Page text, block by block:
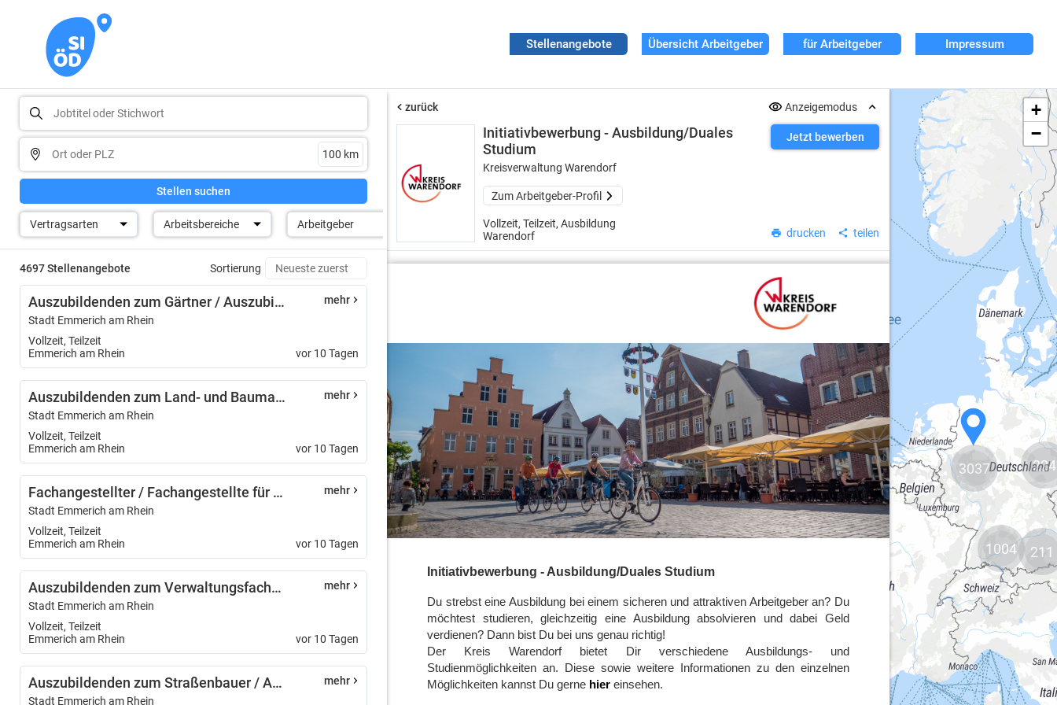
Stellenangebote Übersicht Arbeitgeber für Arbeitgeber Impressum
Stellen suchen
Vertragsarten Arbeitsbereiche Arbeitgeber
4697 Stellenangebote Sortierung
Auszubildenden zum Gärtner / Auszubildende zur Gärtnerin – Fachrichtung Garten- und Landschaftsbau – (m/w/d)
Stadt Emmerich am Rhein
Vollzeit, Teilzeit
Emmerich am Rhein
mehr
vor 10 Tagen
Auszubildenden zum Land- und Baumaschinenmechatroniker/ Auszubildende zur Land- und Baumaschinenmechatronikerin (m/w/d)
Stadt Emmerich am Rhein
Vollzeit, Teilzeit
Emmerich am Rhein
mehr
vor 10 Tagen
Fachangestellter / Fachangestellte für Medien- und Informationsdienste - Fachrichtung Bibliothek (m/w/d)
Stadt Emmerich am Rhein
Vollzeit, Teilzeit
Emmerich am Rhein
mehr
vor 10 Tagen
Auszubildenden zum Verwaltungsfachangestellten / Auszubildende zur Verwaltungsfachangestellten m/w/d)
Stadt Emmerich am Rhein
Vollzeit, Teilzeit
Emmerich am Rhein
mehr
vor 10 Tagen
Auszubildenden zum Straßenbauer / Auszubildende zur Straßenbauerin (m/w/d)
Stadt Emmerich am Rhein
mehr
zurück Anzeigemodus
Initiativbewerbung - Ausbildung/Duales
Studium
Kreisverwaltung Warendorf
Zum Arbeitgeber-Profil
Vollzeit, Teilzeit, Ausbildung
Warendorf
Jetzt bewerben
drucken teilen
3037
1004
224
211
+
−